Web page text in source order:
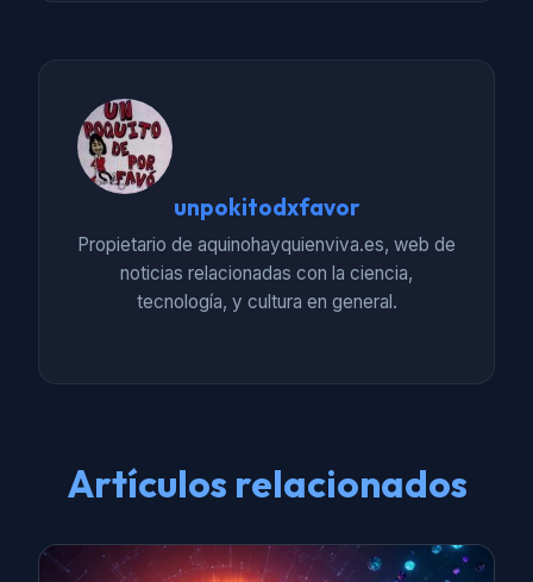
unpokitodxfavor
Propietario de aquinohayquienviva.es, web de
noticias relacionadas con la ciencia,
tecnología, y cultura en general.
Artículos relacionados